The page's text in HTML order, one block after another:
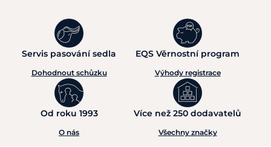
Servis pasování sedla
Dohodnout schůzku
EQS Věrnostní program
Výhody registrace
Od roku 1993
O nás
Více než 250 dodavatelů
Všechny značky